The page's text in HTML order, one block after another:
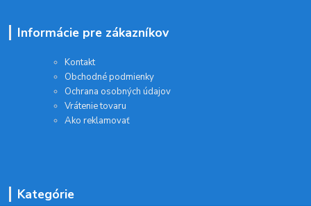
Informácie pre zákazníkov
Kontakt
Obchodné podmienky
Ochrana osobných údajov
Vrátenie tovaru
Ako reklamovať
Kategórie